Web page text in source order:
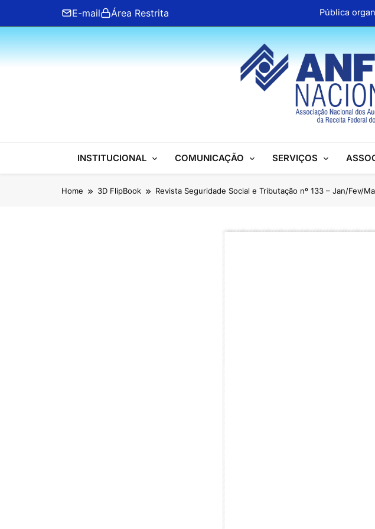
content
E-mail Área Restrita Pública
ANFIP reúne escritórios
Honras a um
Pública
ANFIP Nacional
INSTITUCIONAL COMUNICAÇÃO SERVIÇOS
Home 3D FlipBook Revista Seguridade Social e Tributação nº 133 – Jan/Fev/